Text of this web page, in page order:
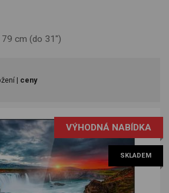
cm (do 31")
| ceny
VÝHODNÁ NABÍDKA
SKLADEM